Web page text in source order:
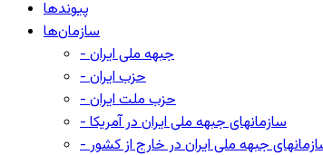
پیوندها
سازمان‌ها
- جبهه ملی ایران
- حزب ایران
- حزب ملت ایران
- سازمانهای جبهه ملی ایران در آمریکا
جبهه ملی ایران در خارج از کشور